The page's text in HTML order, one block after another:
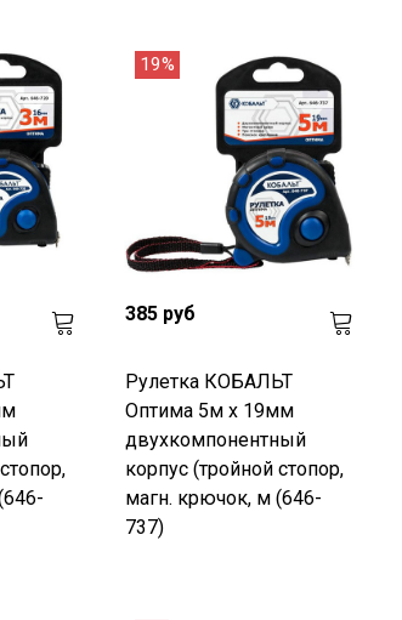
19%
385 руб
Рулетка КОБАЛЬТ
Оптима 5м x 19мм
двухкомпонентный
корпус (тройной стопор,
магн. крючок, м (646-
737)